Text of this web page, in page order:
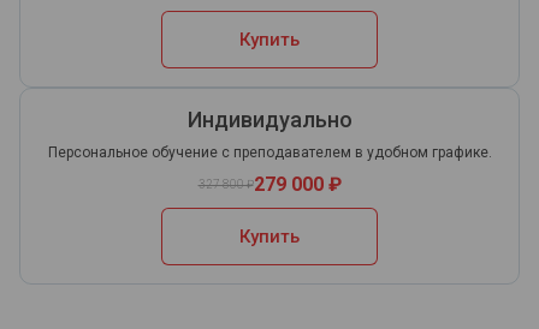
Купить
Индивидуально
Персональное обучение с преподавателем в удобном графике.
327 800 ₽279 000 ₽
Купить